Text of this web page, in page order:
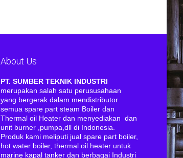
About Us
PT. SUMBER TEKNIK INDUSTRI
merupakan salah satu perususahaan
yang bergerak dalam mendistributor
semua spare part steam Boiler dan
Thermal oil Heater dan menyediakan dan
unit burner ,pumpa,dll di Indonesia.
Produk kami meliputi jual spare part boiler,
hot water boiler, thermal oil heater untuk
marine kapal tanker dan berbagai Industri